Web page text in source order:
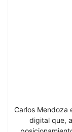
Carlos Mendoza
digital que,